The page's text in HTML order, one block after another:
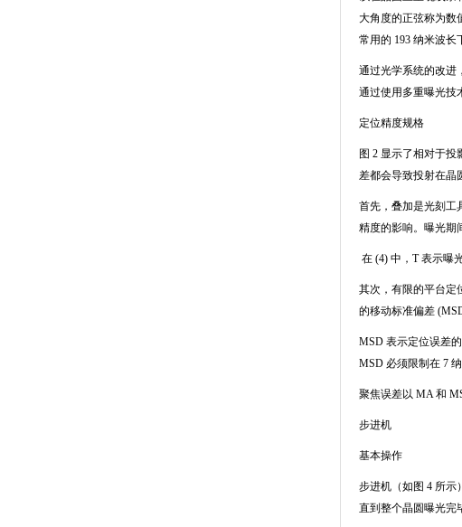
大角度的正弦称为数
常用的 193 纳米波长
通过光学系统的改进
通过使用多重曝光技
定位精度规格
图 2 显示了相对于投
差都会导致投射在晶
首先，叠加是光刻工
精度的影响。曝光期
在 (4) 中， T表示曝
其次，有限的平台定
的移动标准偏差
MSD 表示定位误差
MSD 必须限制在 7
聚焦误差以 MA和
步进机
基本操作
步进机（如图 4 所示
直到整个晶圆曝光完